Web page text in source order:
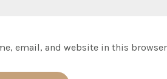
email, and website in this